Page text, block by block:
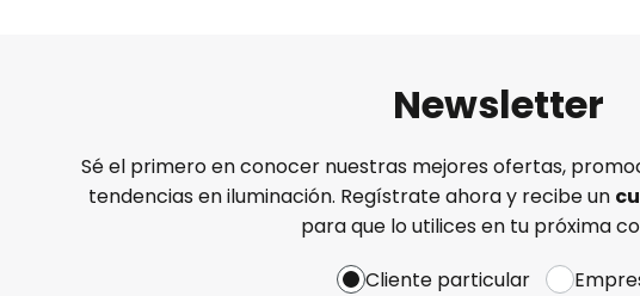
Newsletter
Sé el primero en conocer nuestras mejores ofertas,
tendencias en iluminación. Regístrate ahora y recibe un
para que lo utilices en tu próxima
Cliente particular